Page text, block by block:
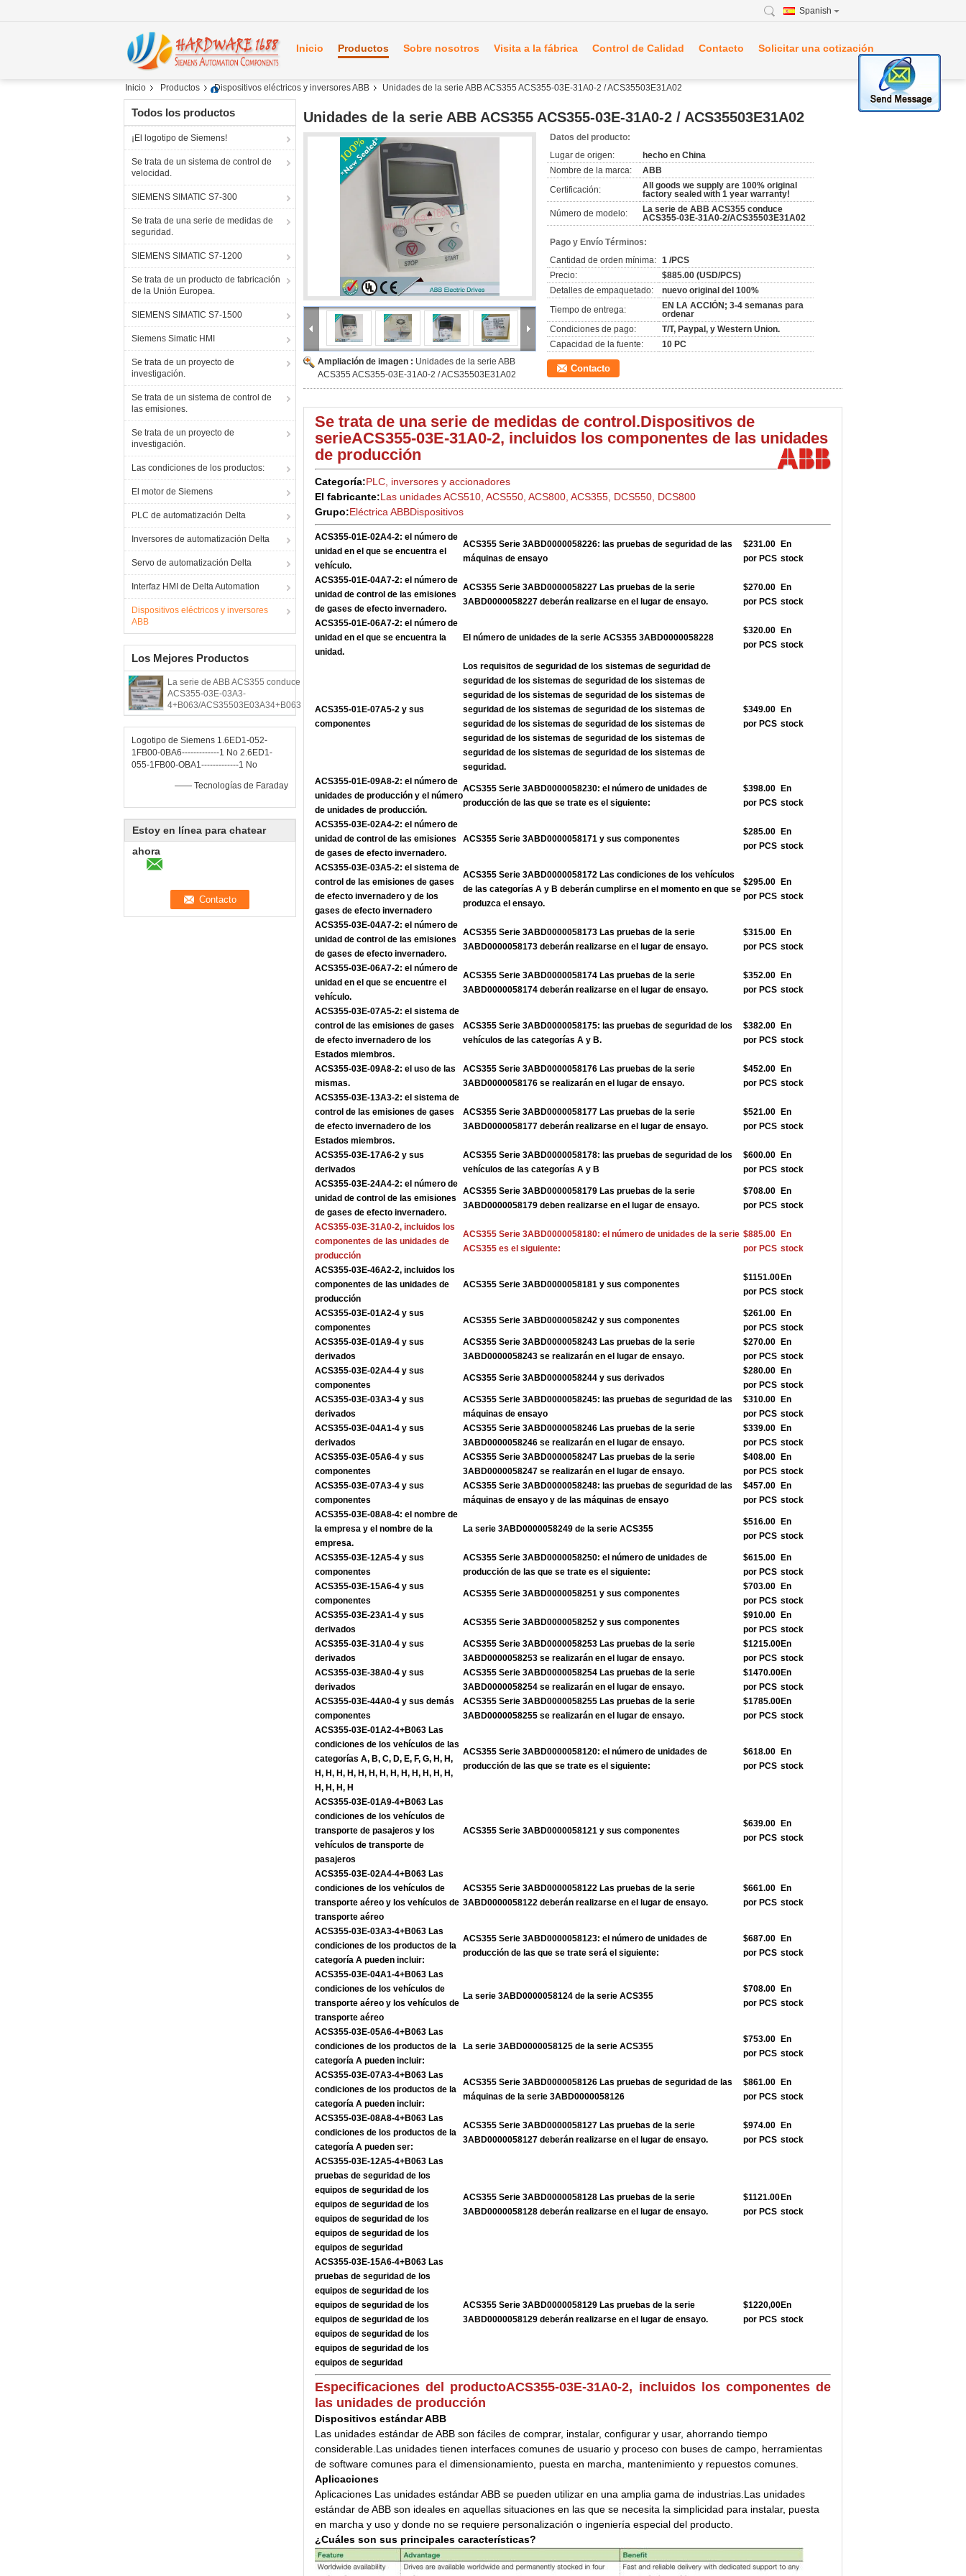
Spanish
Inicio Productos Sobre nosotros Visita a la fábrica Control de Calidad Contacto Solicitar una cotización
Inicio Productos Dispositivos eléctricos y inversores ABB Unidades de la serie ABB ACS355 ACS355-03E-31A0-2 / ACS35503E31A02
Todos los productos
¡El logotipo de Siemens!
Se trata de un sistema de control de
velocidad.
SIEMENS SIMATIC S7-300
Se trata de una serie de medidas de
seguridad.
SIEMENS SIMATIC S7-1200
Se trata de un producto de fabricación
de la Unión Europea.
SIEMENS SIMATIC S7-1500
Siemens Simatic HMI
Se trata de un proyecto de
investigación.
Se trata de un sistema de control de
las emisiones.
Se trata de un proyecto de
investigación.
Las condiciones de los productos:
El motor de Siemens
PLC de automatización Delta
Inversores de automatización Delta
Servo de automatización Delta
Interfaz HMI de Delta Automation
Dispositivos eléctricos y inversores
ABB
Los Mejores Productos
La serie de ABB ACS355 conduce
ACS355-03E-03A3-
4+B063/ACS35503E03A34+B063
Logotipo de Siemens 1.6ED1-052-
1FB00-0BA6-------------1 No 2.6ED1-
055-1FB00-OBA1-------------1 No
—— Tecnologías de Faraday
Estoy en línea para chatear
ahora
Unidades de la serie ABB ACS355 ACS355-03E-31A0-2 / ACS35503E31A02
Ampliación de imagen : Unidades de la serie ABB
ACS355 ACS355-03E-31A0-2 / ACS35503E31A02
Datos del producto:
Lugar de origen:
hecho en China
Nombre de la marca:
ABB
Certificación:
All goods we supply are 100% original
factory sealed with 1 year warranty!
Número de modelo:
La serie de ABB ACS355 conduce
ACS355-03E-31A0-2/ACS35503E31A02
Pago y Envío Términos:
Cantidad de orden mínima: 1 /PCS
Precio:
$885.00 (USD/PCS)
Detalles de empaquetado:
nuevo original del 100%
Tiempo de entrega:
EN LA ACCIÓN; 3-4 semanas para
ordenar
Condiciones de pago:
T/T, Paypal, y Western Union.
Capacidad de la fuente:
10 PC
Contacto
Se trata de una serie de medidas de control.Dispositivos de
serieACS355-03E-31A0-2, incluidos los componentes de las unidades
de producción
Categoría:PLC, inversores y accionadores
El fabricante:Las unidades ACS510, ACS550, ACS800, ACS355, DCS550, DCS800
Grupo:Eléctrica ABBDispositivos
ACS355-01E-02A4-2: el número de
unidad en el que se encuentra el
vehículo.
ACS355 Serie 3ABD0000058226: las pruebas de seguridad de las
máquinas de ensayo
$231.00
por PCS
En
stock
ACS355-01E-04A7-2: el número de
unidad de control de las emisiones
de gases de efecto invernadero.
ACS355 Serie 3ABD0000058227 Las pruebas de la serie
3ABD0000058227 deberán realizarse en el lugar de ensayo.
$270.00
por PCS
En
stock
ACS355-01E-06A7-2: el número de
unidad en el que se encuentra la
unidad.
El número de unidades de la serie ACS355 3ABD0000058228
$320.00
por PCS
En
stock
ACS355-01E-07A5-2 y sus
componentes
Los requisitos de seguridad de los sistemas de seguridad de
seguridad de los sistemas de seguridad de los sistemas de
seguridad de los sistemas de seguridad de los sistemas de
seguridad de los sistemas de seguridad de los sistemas de
seguridad de los sistemas de seguridad de los sistemas de
seguridad de los sistemas de seguridad de los sistemas de
seguridad de los sistemas de seguridad de los sistemas de
seguridad.
$349.00
por PCS
En
stock
ACS355-01E-09A8-2: el número de
unidades de producción y el número
de unidades de producción.
ACS355 Serie 3ABD0000058230: el número de unidades de
producción de las que se trate es el siguiente:
$398.00
por PCS
En
stock
ACS355-03E-02A4-2: el número de
unidad de control de las emisiones
de gases de efecto invernadero.
ACS355 Serie 3ABD0000058171 y sus componentes
$285.00
por PCS
En
stock
ACS355-03E-03A5-2: el sistema de
control de las emisiones de gases
de efecto invernadero y de los
gases de efecto invernadero
ACS355 Serie 3ABD0000058172 Las condiciones de los vehículos
de las categorías A y B deberán cumplirse en el momento en que se
produzca el ensayo.
$295.00
por PCS
En
stock
ACS355-03E-04A7-2: el número de
unidad de control de las emisiones
de gases de efecto invernadero.
ACS355 Serie 3ABD0000058173 Las pruebas de la serie
3ABD0000058173 deberán realizarse en el lugar de ensayo.
$315.00
por PCS
En
stock
ACS355-03E-06A7-2: el número de
unidad en el que se encuentre el
vehículo.
ACS355 Serie 3ABD0000058174 Las pruebas de la serie
3ABD0000058174 deberán realizarse en el lugar de ensayo.
$352.00
por PCS
En
stock
ACS355-03E-07A5-2: el sistema de
control de las emisiones de gases
de efecto invernadero de los
Estados miembros.
ACS355 Serie 3ABD0000058175: las pruebas de seguridad de los
vehículos de las categorías A y B.
$382.00
por PCS
En
stock
ACS355-03E-09A8-2: el uso de las
mismas.
ACS355 Serie 3ABD0000058176 Las pruebas de la serie
3ABD0000058176 se realizarán en el lugar de ensayo.
$452.00
por PCS
En
stock
ACS355-03E-13A3-2: el sistema de
control de las emisiones de gases
de efecto invernadero de los
Estados miembros.
ACS355 Serie 3ABD0000058177 Las pruebas de la serie
3ABD0000058177 deberán realizarse en el lugar de ensayo.
$521.00
por PCS
En
stock
ACS355-03E-17A6-2 y sus
derivados
ACS355 Serie 3ABD0000058178: las pruebas de seguridad de los
vehículos de las categorías A y B
$600.00
por PCS
En
stock
ACS355-03E-24A4-2: el número de
unidad de control de las emisiones
de gases de efecto invernadero.
ACS355 Serie 3ABD0000058179 Las pruebas de la serie
3ABD0000058179 deben realizarse en el lugar de ensayo.
$708.00
por PCS
En
stock
ACS355-03E-31A0-2, incluidos los
componentes de las unidades de
producción
ACS355 Serie 3ABD0000058180: el número de unidades de la serie
ACS355 es el siguiente:
$885.00
por PCS
En
stock
ACS355-03E-46A2-2, incluidos los
componentes de las unidades de
producción
ACS355 Serie 3ABD0000058181 y sus componentes
$1151.00
por PCS
En
stock
ACS355-03E-01A2-4 y sus
componentes
ACS355 Serie 3ABD0000058242 y sus componentes
$261.00
por PCS
En
stock
ACS355-03E-01A9-4 y sus
derivados
ACS355 Serie 3ABD0000058243 Las pruebas de la serie
3ABD0000058243 se realizarán en el lugar de ensayo.
$270.00
por PCS
En
stock
ACS355-03E-02A4-4 y sus
componentes
ACS355 Serie 3ABD0000058244 y sus derivados
$280.00
por PCS
En
stock
ACS355-03E-03A3-4 y sus
derivados
ACS355 Serie 3ABD0000058245: las pruebas de seguridad de las
máquinas de ensayo
$310.00
por PCS
En
stock
ACS355-03E-04A1-4 y sus
derivados
ACS355 Serie 3ABD0000058246 Las pruebas de la serie
3ABD0000058246 se realizarán en el lugar de ensayo.
$339.00
por PCS
En
stock
ACS355-03E-05A6-4 y sus
componentes
ACS355 Serie 3ABD0000058247 Las pruebas de la serie
3ABD0000058247 se realizarán en el lugar de ensayo.
$408.00
por PCS
En
stock
ACS355-03E-07A3-4 y sus
componentes
ACS355 Serie 3ABD0000058248: las pruebas de seguridad de las
máquinas de ensayo y de las máquinas de ensayo
$457.00
por PCS
En
stock
ACS355-03E-08A8-4: el nombre de
la empresa y el nombre de la
empresa.
La serie 3ABD0000058249 de la serie ACS355
$516.00
por PCS
En
stock
ACS355-03E-12A5-4 y sus
componentes
ACS355 Serie 3ABD0000058250: el número de unidades de
producción de las que se trate es el siguiente:
$615.00
por PCS
En
stock
ACS355-03E-15A6-4 y sus
componentes
ACS355 Serie 3ABD0000058251 y sus componentes
$703.00
por PCS
En
stock
ACS355-03E-23A1-4 y sus
derivados
ACS355 Serie 3ABD0000058252 y sus componentes
$910.00
por PCS
En
stock
ACS355-03E-31A0-4 y sus
derivados
ACS355 Serie 3ABD0000058253 Las pruebas de la serie
3ABD0000058253 se realizarán en el lugar de ensayo.
$1215.00
por PCS
En
stock
ACS355-03E-38A0-4 y sus
derivados
ACS355 Serie 3ABD0000058254 Las pruebas de la serie
3ABD0000058254 se realizarán en el lugar de ensayo.
$1470.00
por PCS
En
stock
ACS355-03E-44A0-4 y sus demás
componentes
ACS355 Serie 3ABD0000058255 Las pruebas de la serie
3ABD0000058255 se realizarán en el lugar de ensayo.
$1785.00
por PCS
En
stock
ACS355-03E-01A2-4+B063 Las
condiciones de los vehículos de las
categorías A, B, C, D, E, F, G, H, H,
H, H, H, H, H, H, H, H, H, H, H, H, H,
H, H, H, H
ACS355 Serie 3ABD0000058120: el número de unidades de
producción de las que se trate es el siguiente:
$618.00
por PCS
En
stock
ACS355-03E-01A9-4+B063 Las
condiciones de los vehículos de
transporte de pasajeros y los
vehículos de transporte de
pasajeros
ACS355 Serie 3ABD0000058121 y sus componentes
$639.00
por PCS
En
stock
ACS355-03E-02A4-4+B063 Las
condiciones de los vehículos de
transporte aéreo y los vehículos de
transporte aéreo
ACS355 Serie 3ABD0000058122 Las pruebas de la serie
3ABD0000058122 deberán realizarse en el lugar de ensayo.
$661.00
por PCS
En
stock
ACS355-03E-03A3-4+B063 Las
condiciones de los productos de la
categoría A pueden incluir:
ACS355 Serie 3ABD0000058123: el número de unidades de
producción de las que se trate será el siguiente:
$687.00
por PCS
En
stock
ACS355-03E-04A1-4+B063 Las
condiciones de los vehículos de
transporte aéreo y los vehículos de
transporte aéreo
La serie 3ABD0000058124 de la serie ACS355
$708.00
por PCS
En
stock
ACS355-03E-05A6-4+B063 Las
condiciones de los productos de la
categoría A pueden incluir:
La serie 3ABD0000058125 de la serie ACS355
$753.00
por PCS
En
stock
ACS355-03E-07A3-4+B063 Las
condiciones de los productos de la
categoría A pueden incluir:
ACS355 Serie 3ABD0000058126 Las pruebas de seguridad de las
máquinas de la serie 3ABD0000058126
$861.00
por PCS
En
stock
ACS355-03E-08A8-4+B063 Las
condiciones de los productos de la
categoría A pueden ser:
ACS355 Serie 3ABD0000058127 Las pruebas de la serie
3ABD0000058127 deberán realizarse en el lugar de ensayo.
$974.00
por PCS
En
stock
ACS355-03E-12A5-4+B063 Las
pruebas de seguridad de los
equipos de seguridad de los
equipos de seguridad de los
equipos de seguridad de los
equipos de seguridad de los
equipos de seguridad
ACS355 Serie 3ABD0000058128 Las pruebas de la serie
3ABD0000058128 deberán realizarse en el lugar de ensayo.
$1121.00
por PCS
En
stock
ACS355-03E-15A6-4+B063 Las
pruebas de seguridad de los
equipos de seguridad de los
equipos de seguridad de los
equipos de seguridad de los
equipos de seguridad de los
equipos de seguridad de los
equipos de seguridad
ACS355 Serie 3ABD0000058129 Las pruebas de la serie
3ABD0000058129 deberán realizarse en el lugar de ensayo.
$1220,00
por PCS
En
stock
Especificaciones del productoACS355-03E-31A0-2, incluidos los componentes de
las unidades de producción
Dispositivos estándar ABB
Las unidades estándar de ABB son fáciles de comprar, instalar, configurar y usar, ahorrando tiempo
considerable.Las unidades tienen interfaces comunes de usuario y proceso con buses de campo, herramientas
de software comunes para el dimensionamiento, puesta en marcha, mantenimiento y repuestos comunes.
Aplicaciones
Aplicaciones Las unidades estándar ABB se pueden utilizar en una amplia gama de industrias.Las unidades
estándar de ABB son ideales en aquellas situaciones en las que se necesita la simplicidad para instalar, puesta
en marcha y uso y donde no se requiere personalización o ingeniería especial del producto.
¿Cuáles son sus principales características?